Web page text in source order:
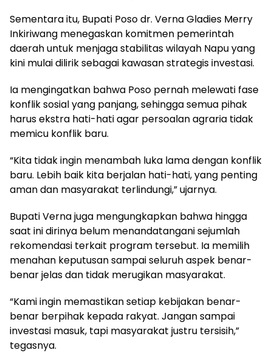
Sementara itu, Bupati Poso dr. Verna Gladies Merry
Inkiriwang menegaskan komitmen pemerintah
daerah untuk menjaga stabilitas wilayah Napu yang
kini mulai dilirik sebagai kawasan strategis investasi.
Ia mengingatkan bahwa Poso pernah melewati fase
konflik sosial yang panjang, sehingga semua pihak
harus ekstra hati-hati agar persoalan agraria tidak
memicu konflik baru.
“Kita tidak ingin menambah luka lama dengan konflik
baru. Lebih baik kita berjalan hati-hati, yang penting
aman dan masyarakat terlindungi,” ujarnya.
Bupati Verna juga mengungkapkan bahwa hingga
saat ini dirinya belum menandatangani sejumlah
rekomendasi terkait program tersebut. Ia memilih
menahan keputusan sampai seluruh aspek benar-
benar jelas dan tidak merugikan masyarakat.
“Kami ingin memastikan setiap kebijakan benar-
benar berpihak kepada rakyat. Jangan sampai
investasi masuk, tapi masyarakat justru tersisih,”
tegasnya.